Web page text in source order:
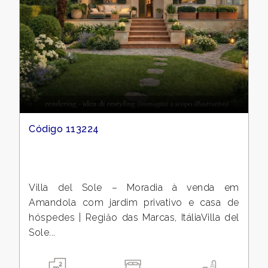
Código 113224
Villa del Sole – Moradia à venda em
Amandola com jardim privativo e casa de
hóspedes | Regiăo das Marcas, ItáliaVilla del
Sole...
CONTACTOS
O
QUE
DIZEM
SOBRE
NOTÍCIAS
BLOGUES
Fermo
Amandola
múltipla
escolha